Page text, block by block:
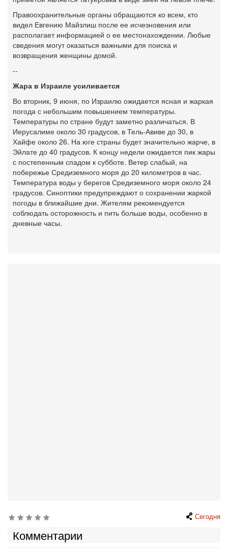
Правоохранительные органы обращаются ко всем, кто
видел Евгению Майзлиш после ее исчезновения или
располагает информацией о ее местонахождении. Любые
сведения могут оказаться важными для поиска и
возвращения женщины домой.
--
Жара в Израиле усиливается
Во вторник, 9 июня, по Израилю ожидается ясная и жаркая
погода с небольшим повышением температуры.
Температуры по стране будут заметно различаться. В
Иерусалиме около 30 градусов, в Тель-Авиве до 30, в
Хайфе около 26. На юге страны будет значительно жарче, в
Эйлате до 40 градусов. К концу недели ожидается пик жары
с постепенным спадом к субботе. Ветер слабый, на
побережье Средиземного моря до 20 километров в час.
Температура воды у берегов Средиземного моря около 24
градусов. Синоптики предупреждают о сохранении жаркой
погоды в ближайшие дни. Жителям рекомендуется
соблюдать осторожность и пить больше воды, особенно в
дневные часы.
Сегодня
Комментарии